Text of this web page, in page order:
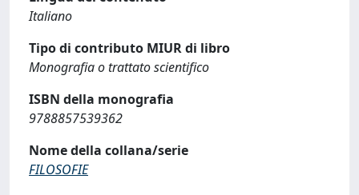
Italiano
Tipo di contributo MIUR di libro
Monografia o trattato scientifico
ISBN della monografia
9788857539362
Nome della collana/serie
FILOSOFIE